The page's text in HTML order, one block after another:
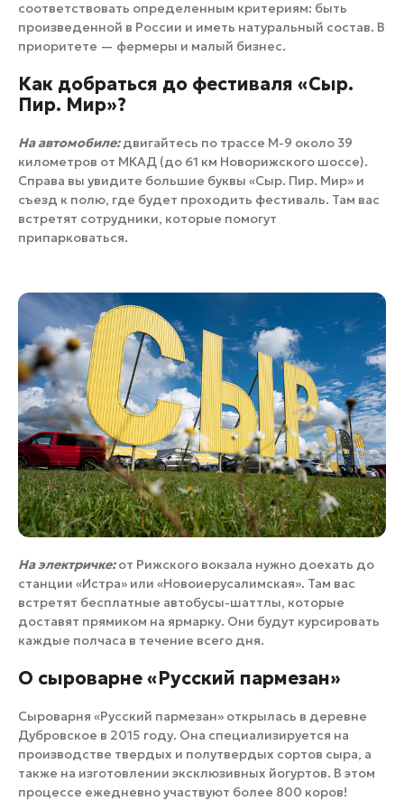
соответствовать определенным критериям: быть
произведенной в России и иметь натуральный состав. В
приоритете — фермеры и малый бизнес.
Как добраться до фестиваля «Сыр.
Пир. Мир»?
На автомобиле: двигайтесь по трассе М-9 около 39
километров от МКАД (до 61 км Новорижского шоссе).
Справа вы увидите большие буквы «Сыр. Пир. Мир» и
съезд к полю, где будет проходить фестиваль. Там вас
встретят сотрудники, которые помогут
припарковаться.
На электричке:от Рижского вокзала нужно доехать до
станции «Истра» или «Новоиерусалимская». Там вас
встретят бесплатные автобусы-шаттлы, которые
доставят прямиком на ярмарку. Они будут курсировать
каждые полчаса в течение всего дня.
О сыроварне «Русский пармезан»
Сыроварня «Русский пармезан» открылась в деревне
Дубровское в 2015 году. Она специализируется на
производстве твердых и полутвердых сортов сыра, а
также на изготовлении эксклюзивных йогуртов. В этом
процессе ежедневно участвуют более 800 коров!